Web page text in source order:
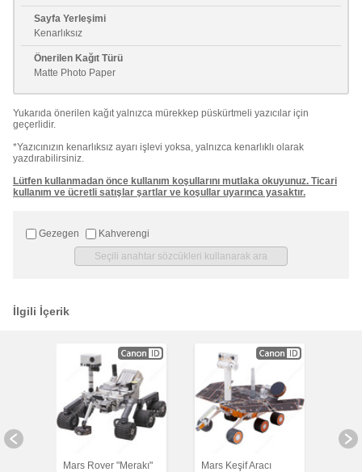
Sayfa Yerleşimi
Kenarlıksız
Önerilen Kağıt Türü
Matte Photo Paper
Yukarıda önerilen kağıt yalnızca mürekkep püskürtmeli yazıcılar için
geçerlidir.
*Yazıcınızın kenarlıksız ayarı işlevi yoksa, yalnızca kenarlıklı olarak
yazdırabilirsiniz.
Lütfen kullanmadan önce kullanım koşullarını mutlaka okuyunuz. Ticari
kullanım ve ücretli satışlar şartlar ve koşullar uyarınca yasaktır.
Gezegen Kahverengi
İlgili İçerik
Mars Rover "Merakı"
Mars Keşif Aracı